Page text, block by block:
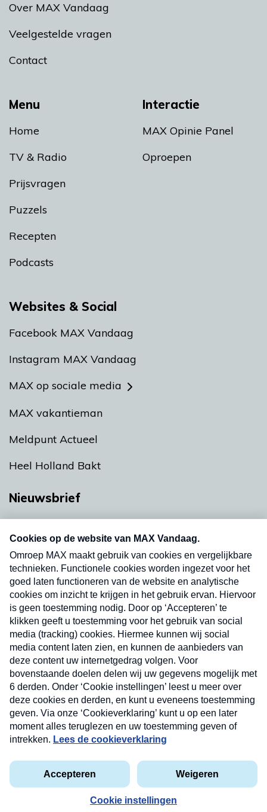
Menu
Home
TV & Radio
Prijsvragen
Puzzels
Recepten
Podcasts
Interactie
MAX Opinie Panel
Oproepen
Over MAX Vandaag
Veelgestelde vragen
Contact
Websites & Social
Facebook MAX Vandaag
Instagram MAX Vandaag
MAX op sociale media
MAX vakantieman
Meldpunt Actueel
Heel Holland Bakt
Nieuwsbrief
nieuwsbrief. Elke vrijdag- en dinsdagochtend in
uw mailbox.
Verzend
Privacyverklaring
Cookieverklaring
Kwetsbaarheid melden
Copyright © 2026 MAX Vandaag - Omroep MAX
Nieuwsbrief
Neem hier een gratis abonnement op onze
nieuwsbrief. Elke vrijdag- en dinsdagochtend in uw